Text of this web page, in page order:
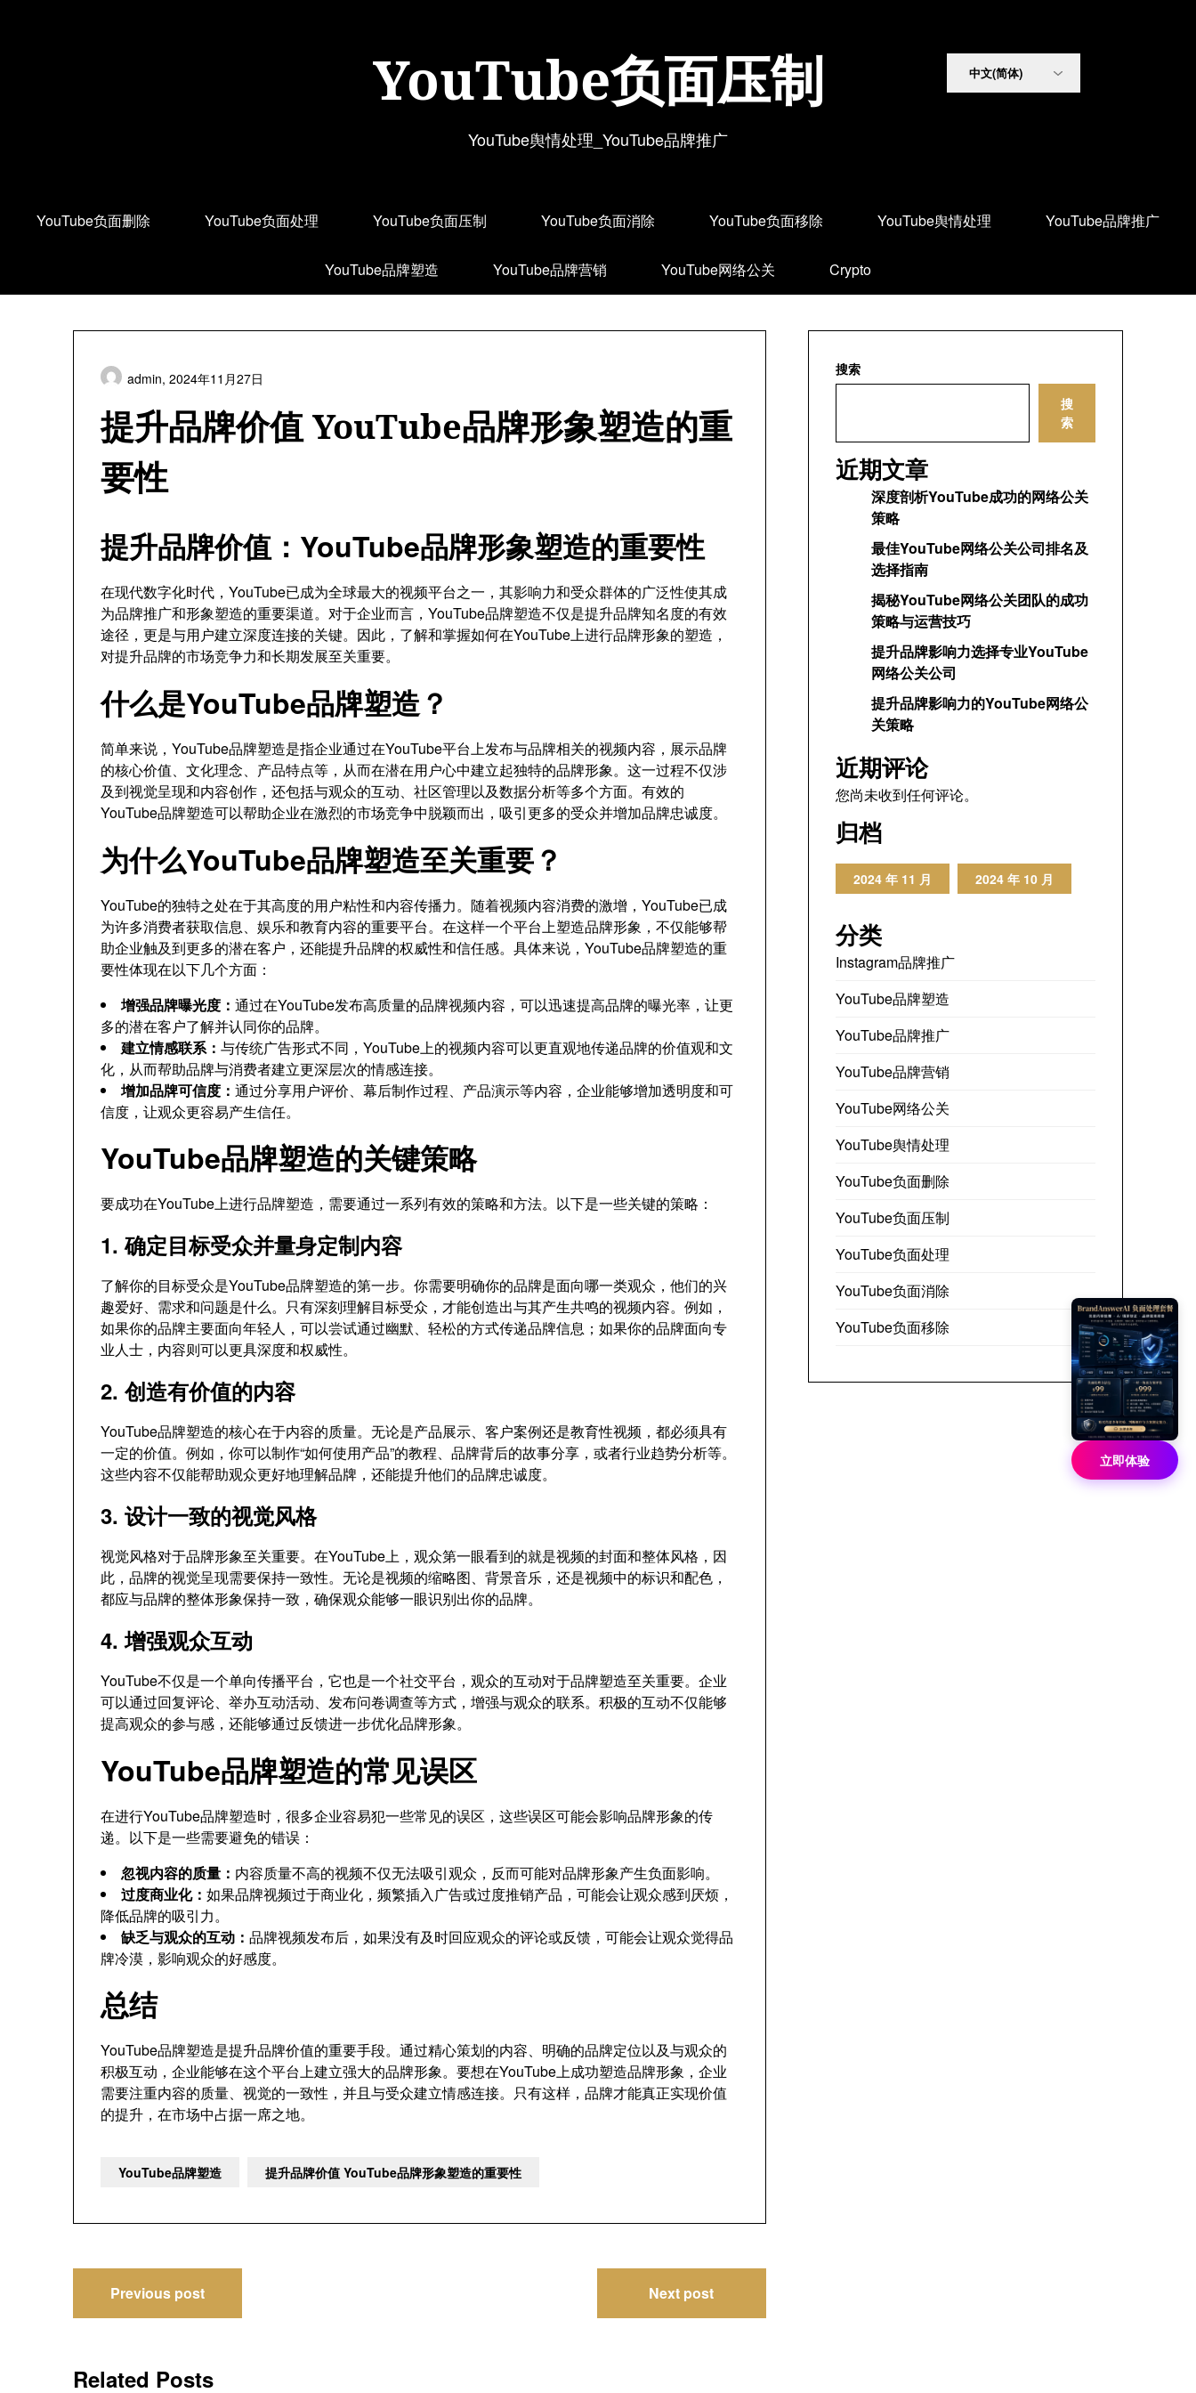
YouTube负面压制
YouTube舆情处理_YouTube品牌推广
YouTube负面删除 YouTube负面处理 YouTube负面压制 YouTube负面消除 YouTube负面移除 YouTube舆情处理 YouTube品牌推广
YouTube品牌塑造 YouTube品牌营销 YouTube网络公关 Crypto
提升品牌价值 YouTube品牌形象塑造的重
要性
admin, 2024年11月27日
提升品牌价值：YouTube品牌形象塑造的重要性
在现代数字化时代，YouTube已成为全球最大的视频平台之一，其影响力和受众群体的广泛性使其成
为品牌推广和形象塑造的重要渠道。对于企业而言，YouTube品牌塑造不仅是提升品牌知名度的有效
途径，更是与用户建立深度连接的关键。因此，了解和掌握如何在YouTube上进行品牌形象的塑造，
对提升品牌的市场竞争力和长期发展至关重要。
什么是YouTube品牌塑造？
简单来说，YouTube品牌塑造是指企业通过在YouTube平台上发布与品牌相关的视频内容，展示品牌
的核心价值、文化理念、产品特点等，从而在潜在用户心中建立起独特的品牌形象。这一过程不仅涉
及到视觉呈现和内容创作，还包括与观众的互动、社区管理以及数据分析等多个方面。有效的
YouTube品牌塑造可以帮助企业在激烈的市场竞争中脱颖而出，吸引更多的受众并增加品牌忠诚度。
为什么YouTube品牌塑造至关重要？
YouTube的独特之处在于其高度的用户粘性和内容传播力。随着视频内容消费的激增，YouTube已成
为许多消费者获取信息、娱乐和教育内容的重要平台。在这样一个平台上塑造品牌形象，不仅能够帮
助企业触及到更多的潜在客户，还能提升品牌的权威性和信任感。具体来说，YouTube品牌塑造的重
要性体现在以下几个方面：
增强品牌曝光度： 通过在YouTube发布高质量的品牌视频内容，可以迅速提高品牌的曝光率，让更
多的潜在客户了解并认同你的品牌。
建立情感联系： 与传统广告形式不同，YouTube上的视频内容可以更直观地传递品牌的价值观和文
化，从而帮助品牌与消费者建立更深层次的情感连接。
增加品牌可信度： 通过分享用户评价、幕后制作过程、产品演示等内容，企业能够增加透明度和可
信度，让观众更容易产生信任。
YouTube品牌塑造的关键策略
要成功在YouTube上进行品牌塑造，需要通过一系列有效的策略和方法。以下是一些关键的策略：
1. 确定目标受众并量身定制内容
了解你的目标受众是YouTube品牌塑造的第一步。你需要明确你的品牌是面向哪一类观众，他们的兴
趣爱好、需求和问题是什么。只有深刻理解目标受众，才能创造出与其产生共鸣的视频内容。例如，
如果你的品牌主要面向年轻人，可以尝试通过幽默、轻松的方式传递品牌信息；如果你的品牌面向专
业人士，内容则可以更具深度和权威性。
2. 创造有价值的内容
YouTube品牌塑造的核心在于内容的质量。无论是产品展示、客户案例还是教育性视频，都必须具有
一定的价值。例如，你可以制作“如何使用产品”的教程、品牌背后的故事分享，或者行业趋势分析等。
这些内容不仅能帮助观众更好地理解品牌，还能提升他们的品牌忠诚度。
3. 设计一致的视觉风格
视觉风格对于品牌形象至关重要。在YouTube上，观众第一眼看到的就是视频的封面和整体风格，因
此，品牌的视觉呈现需要保持一致性。无论是视频的缩略图、背景音乐，还是视频中的标识和配色，
都应与品牌的整体形象保持一致，确保观众能够一眼识别出你的品牌。
4. 增强观众互动
YouTube不仅是一个单向传播平台，它也是一个社交平台，观众的互动对于品牌塑造至关重要。企业
可以通过回复评论、举办互动活动、发布问卷调查等方式，增强与观众的联系。积极的互动不仅能够
提高观众的参与感，还能够通过反馈进一步优化品牌形象。
YouTube品牌塑造的常见误区
在进行YouTube品牌塑造时，很多企业容易犯一些常见的误区，这些误区可能会影响品牌形象的传
递。以下是一些需要避免的错误：
忽视内容的质量： 内容质量不高的视频不仅无法吸引观众，反而可能对品牌形象产生负面影响。
过度商业化： 如果品牌视频过于商业化，频繁插入广告或过度推销产品，可能会让观众感到厌烦，
降低品牌的吸引力。
缺乏与观众的互动： 品牌视频发布后，如果没有及时回应观众的评论或反馈，可能会让观众觉得品
牌冷漠，影响观众的好感度。
总结
YouTube品牌塑造是提升品牌价值的重要手段。通过精心策划的内容、明确的品牌定位以及与观众的
积极互动，企业能够在这个平台上建立强大的品牌形象。要想在YouTube上成功塑造品牌形象，企业
需要注重内容的质量、视觉的一致性，并且与受众建立情感连接。只有这样，品牌才能真正实现价值
的提升，在市场中占据一席之地。
YouTube品牌塑造 提升品牌价值 YouTube品牌形象塑造的重要性
章
导
Previous post Next post
Related Posts
搜索
搜
索
近期文章
深度剖析YouTube成功的网络公关
策略
最佳YouTube网络公关公司排名及
选择指南
揭秘YouTube网络公关团队的成功
策略与运营技巧
提升品牌影响力选择专业YouTube
网络公关公司
提升品牌影响力的YouTube网络公
关策略
近期评论
您尚未收到任何评论。
归档
2024 年 11 月 2024 年 10 月
分类
Instagram品牌推广
YouTube品牌塑造
YouTube品牌推广
YouTube品牌营销
YouTube网络公关
YouTube舆情处理
YouTube负面删除
YouTube负面压制
YouTube负面处理
YouTube负面消除
YouTube负面移除
立即体验